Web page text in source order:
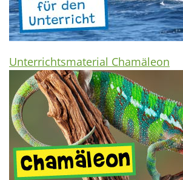
Unterrichtsmaterial Chamäleon